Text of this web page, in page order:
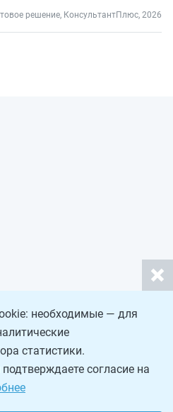
решение, КонсультантПлюс, 2026
необходимые — для
статистики.
согласие на